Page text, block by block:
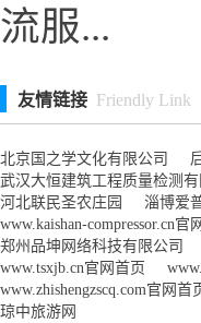
流服...
友情链接 Friendly Link
北京国之学文化有限公司
武汉大恒建筑工程质量检测
河北联民圣农庄园
淄博爱
www.kaishan-compressor.cn官
郑州品坤网络科技有限公司
www.tsxjb.cn官网首页
www.zhishengzscq.com官网首
琼中旅游网